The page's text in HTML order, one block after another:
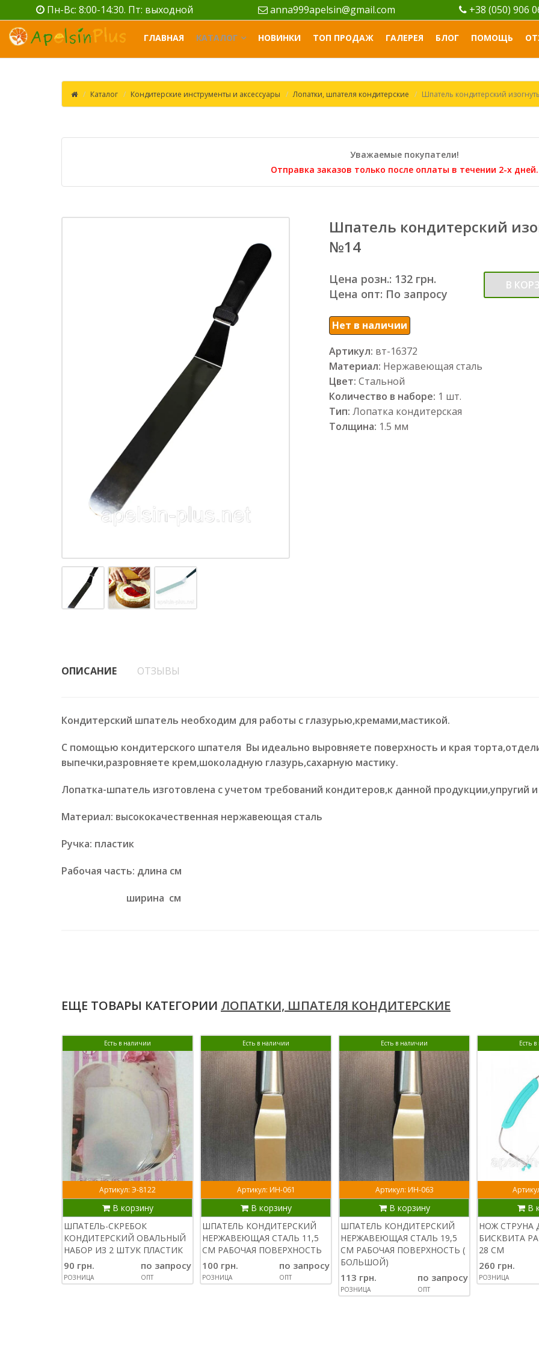
Пн-Вс: 8:00-14:30. Пт: выходной anna999apelsin@gmail.com +38 (050) 906
ГЛАВНАЯ КАТАЛОГ НОВИНКИ ТОП ПРОДАЖ ГАЛЕРЕЯ БЛОГ ПОМОЩЬ
Каталог Кондитерские инструменты и аксессуары Лопатки, шпателя кондитерские Шпатель кондитерский
Уважаемые покупатели!
Отправка заказов только после оплаты в течении 2-х дней.
Шпатель кондитерский
№14
Цена розн.: 132 грн.
Цена опт: По запросу
В
Нет в наличии
Артикул: вт-16372
Материал: Нержавеющая сталь
Цвет: Стальной
Количество в наборе: 1 шт.
Тип: Лопатка кондитерская
Толщина: 1.5 мм
ОПИСАНИЕ ОТЗЫВЫ
Кондитерский шпатель необходим для работы с глазурью,кремами,мастикой.
С помощью кондитерского шпателя Вы идеально выровняете поверхность и края
выпечки,разровняете крем,шоколадную глазурь,сахарную мастику.
Лопатка-шпатель изготовлена с учетом требований кондитеров,к данной продукции,упругий и
Материал: высококачественная нержавеющая сталь
Ручка: пластик
Рабочая часть: длина см
ширина см
ЕЩЕ ТОВАРЫ КАТЕГОРИИ ЛОПАТКИ, ШПАТЕЛЯ КОНДИТЕРСКИЕ
Есть в наличии
Артикул: Э-8122
В корзину
ШПАТЕЛЬ-СКРЕБОК
КОНДИТЕРСКИЙ ОВАЛЬНЫЙ
НАБОР ИЗ 2 ШТУК ПЛАСТИК
90 грн.
РОЗНИЦА
по запросу
ОПТ
Есть в наличии
Артикул: ИН-061
В корзину
ШПАТЕЛЬ КОНДИТЕРСКИЙ
НЕРЖАВЕЮЩАЯ СТАЛЬ 11,5
СМ РАБОЧАЯ ПОВЕРХНОСТЬ
100 грн.
РОЗНИЦА
по запросу
ОПТ
Есть в наличии
Артикул: ИН-063
В корзину
ШПАТЕЛЬ КОНДИТЕРСКИЙ
НЕРЖАВЕЮЩАЯ СТАЛЬ 19,5
СМ РАБОЧАЯ ПОВЕРХНОСТЬ (
БОЛЬШОЙ)
113 грн.
РОЗНИЦА
по запросу
ОПТ
Есть
В
НОЖ СТРУНА
БИСКВИТА
28 СМ
260 грн.
РОЗНИЦА